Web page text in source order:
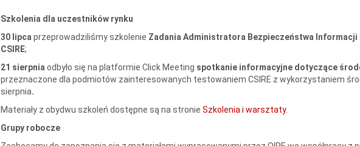
Szkolenia dla uczestników rynku
30 lipca przeprowadziliśmy szkolenie Zadania Administratora Bezpieczeństwa Informacji
CSIRE;
21 sierpnia odbyło się na platformie Click Meeting spotkanie informacyjne dotyczące
przeznaczone dla podmiotów zainteresowanych testowaniem CSIRE z wykorzystaniem
sierpnia.
Materiały z obydwu szkoleń dostępne są na stronie Szkolenia i warsztaty.
Grupy robocze